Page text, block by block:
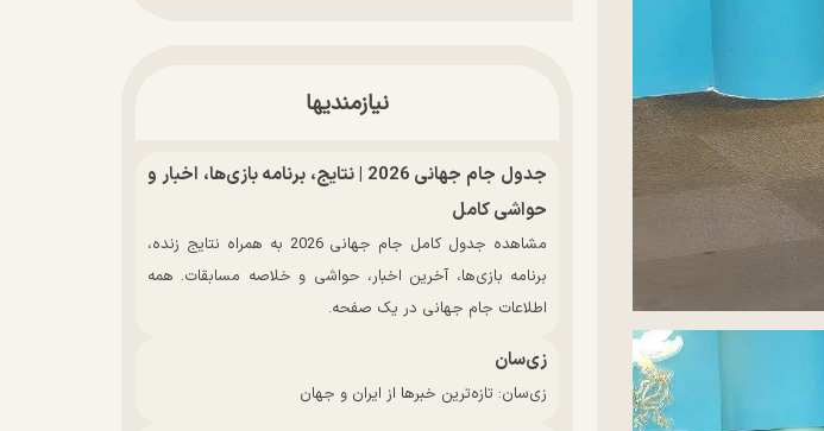
نیازمندیها
جدول جام جهانی 2026 | نتایج، برنامه بازی‌ها، اخبار و
حواشی کامل
مشاهده جدول کامل جام جهانی 2026 به همراه نتایج زنده،
برنامه بازی‌ها، آخرین اخبار، حواشی و خلاصه مسابقات. همه
اطلاعات جام جهانی در یک صفحه.
زی‌سان
زی‌سان: تازه‌ترین خبرها از ایران و جهان